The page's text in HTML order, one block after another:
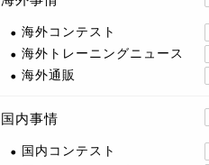
海外コンテスト
海外トレーニングニュース
海外通販
国内事情
国内コンテスト